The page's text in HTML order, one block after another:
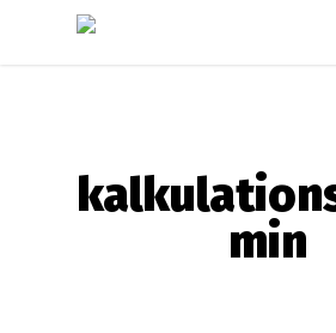
min